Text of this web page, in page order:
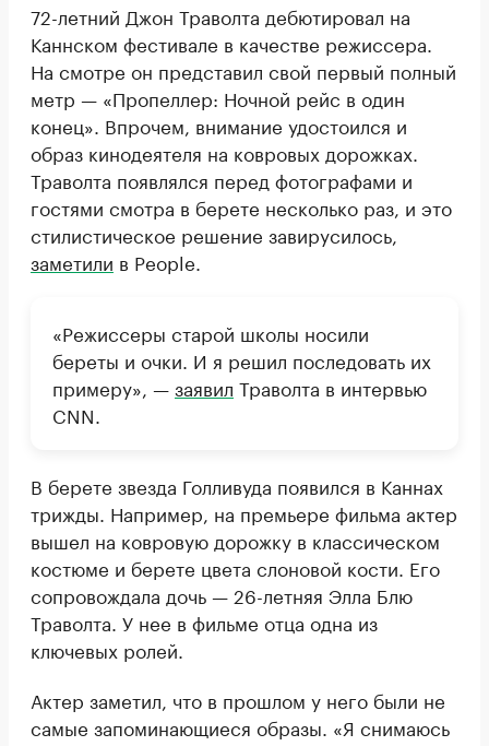
72-летний Джон Траволта дебютировал на
Каннском фестивале в качестве режиссера.
На смотре он представил свой первый полный
метр — «Пропеллер: Ночной рейс в один
конец». Впрочем, внимание удостоился и
образ кинодеятеля на ковровых дорожках.
Траволта появлялся перед фотографами и
гостями смотра в берете несколько раз, и это
стилистическое решение завирусилось,
заметили в People.
«Режиссеры старой школы носили
береты и очки. И я решил последовать их
примеру», —заявил Траволта в интервью
CNN.
В берете звезда Голливуда появился в Каннах
трижды. Например, на премьере фильма актер
вышел на ковровую дорожку в классическом
костюме и берете цвета слоновой кости. Его
сопровождала дочь — 26-летняя Элла Блю
Траволта. У нее в фильме отца одна из
ключевых ролей.
Актер заметил, что в прошлом у него были не
самые запоминающиеся образы. «Я снимаюсь